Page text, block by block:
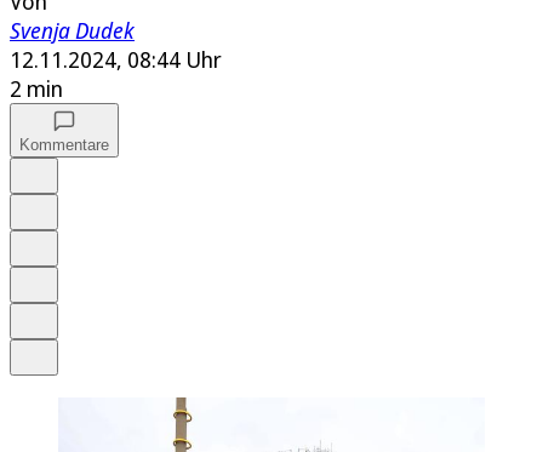
Svenja Dudek
12.11.2024, 08:44 Uhr
2 min
Kommentare